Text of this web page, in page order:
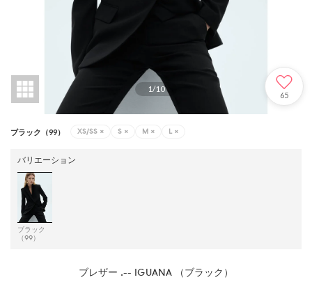
1/10
65
ブラック（99） XS/SS × S × M × L ×
バリエーション
ブラック
（99）
ブレザー .-- IGUANA （ブラック）